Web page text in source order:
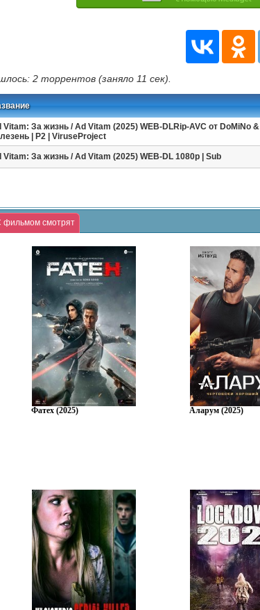
2 торрентов (заняло 11 сек).
Vitam: За жизнь / Ad Vitam (2025) WEB-DLRip-AVC от DoMiNo &
| P2 | ViruseProject
Vitam: За жизнь / Ad Vitam (2025) WEB-DL 1080p | Sub
фильмом смотрят
Фатех (2025) Аларум (2025)